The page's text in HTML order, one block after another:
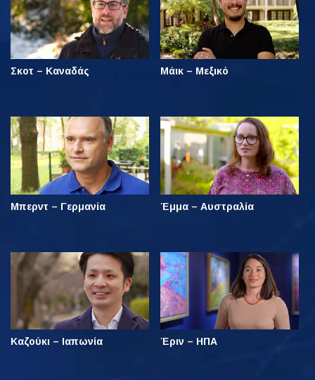
Σκοτ – Καναδάς Μάικ – Μεξικό
Μπερντ – Γερμανία Έμμα – Αυστραλία
Καζούκι – Ιαπωνία Έριν – ΗΠΑ